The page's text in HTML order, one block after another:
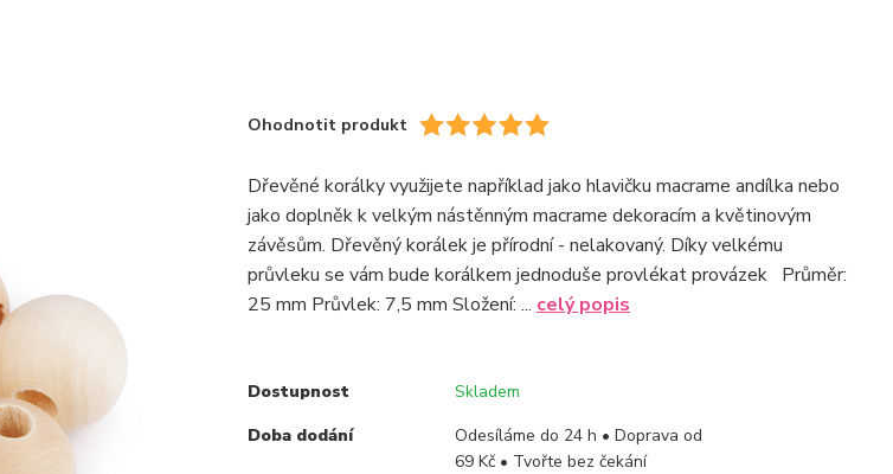
Ohodnotit produkt
Dřevěné korálky využijete například jako hlavičku macrame andílka nebo
jako doplněk k velkým nástěnným macrame dekoracím a květinovým
závěsům. Dřevěný korálek je přírodní - nelakovaný. Díky velkému
průvleku se vám bude korálkem jednoduše provlékat provázek Průměr:
25 mm Průvlek: 7,5 mm Složení: ... celý popis
Dostupnost
Skladem
Doba dodání
Odesíláme do 24 h • Doprava od
69 Kč • Tvořte bez čekání